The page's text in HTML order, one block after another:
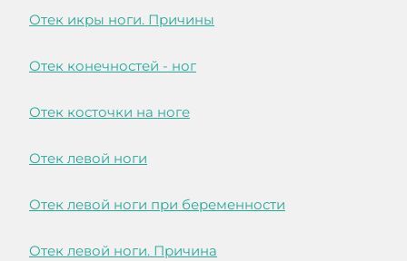
Отек икры ноги. Причины
Отек конечностей - ног
Отек косточки на ноге
Отек левой ноги
Отек левой ноги при беременности
Отек левой ноги. Причина